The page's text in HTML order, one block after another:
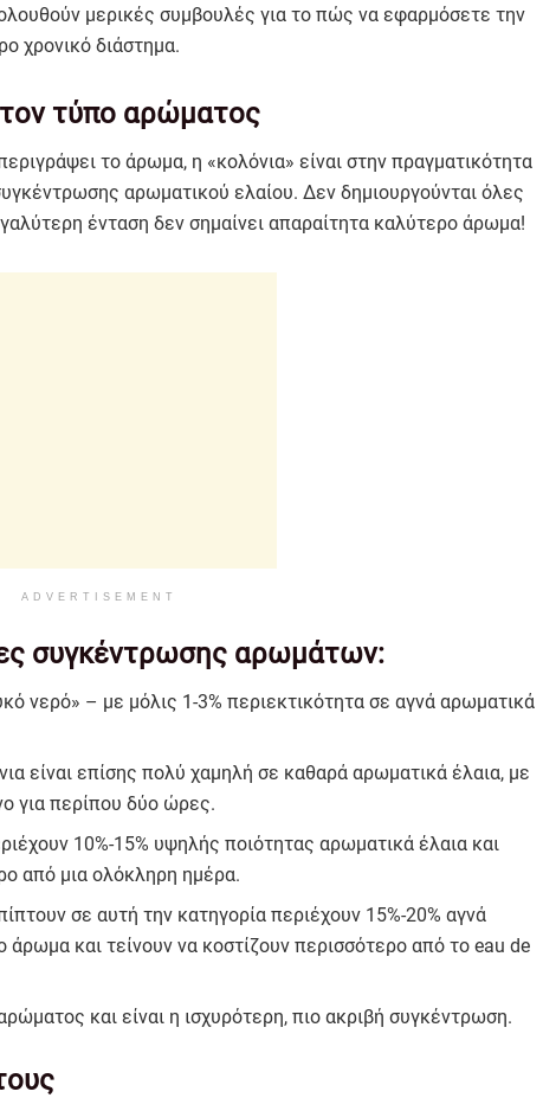
μερικές συμβουλές για το πώς να εφαρμόσετε την
χρονικό διάστημα.
τύπο αρώματος
το άρωμα, η «κολόνια» είναι στην πραγματικότητα
αρωματικού ελαίου. Δεν δημιουργούνται όλες
ένταση δεν σημαίνει απαραίτητα καλύτερο άρωμα!
ADVERTISEMENT
συγκέντρωσης αρωμάτων:
νερό» – με μόλις 1-3% περιεκτικότητα σε αγνά αρωματικά
είναι επίσης πολύ χαμηλή σε καθαρά αρωματικά έλαια, με
για περίπου δύο ώρες.
10%-15% υψηλής ποιότητας αρωματικά έλαια και
από μια ολόκληρη ημέρα.
σε αυτή την κατηγορία περιέχουν 15%-20% αγνά
άρωμα και τείνουν να κοστίζουν περισσότερο από το eau de
και είναι η ισχυρότερη, πιο ακριβή συγκέντρωση.